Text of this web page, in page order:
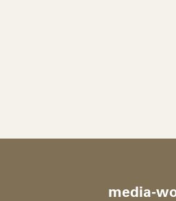
media-